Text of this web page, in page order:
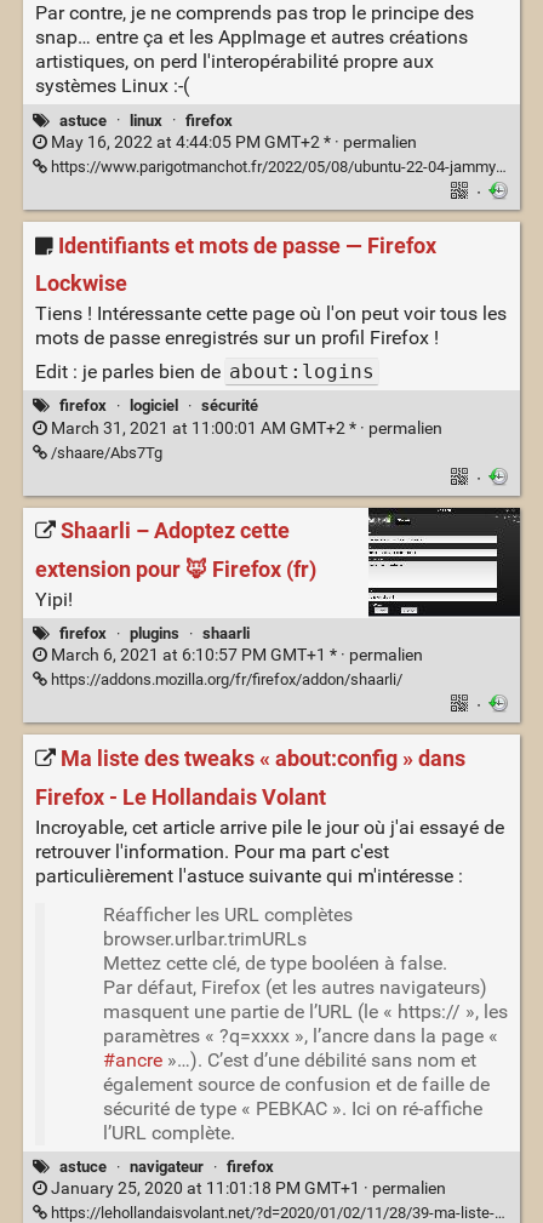
Par contre, je ne comprends pas trop le principe des
snap… entre ça et les AppImage et autres créations
artistiques, on perd l'interopérabilité propre aux
systèmes Linux :-(
astuce · linux · firefox
May 16, 2022 at 4:44:05 PM GMT+2 * · permalien
https://www.parigotmanchot.fr/2022/05/08/ubuntu-22-04-jammy-jellyfish-ou-comment-te-degouter-des-snaps/
·
Identifiants et mots de passe — Firefox
Lockwise
Tiens ! Intéressante cette page où l'on peut voir tous les
mots de passe enregistrés sur un profil Firefox !
Edit : je parles bien de about:logins
firefox · logiciel · sécurité
March 31, 2021 at 11:00:01 AM GMT+2 * · permalien
/shaare/Abs7Tg
·
Shaarli – Adoptez cette
extension pour 🦊 Firefox (fr)
Yipi!
firefox · plugins · shaarli
March 6, 2021 at 6:10:57 PM GMT+1 * · permalien
https://addons.mozilla.org/fr/firefox/addon/shaarli/
·
Ma liste des tweaks « about:config » dans
Firefox - Le Hollandais Volant
Incroyable, cet article arrive pile le jour où j'ai essayé de
retrouver l'information. Pour ma part c'est
particulièrement l'astuce suivante qui m'intéresse :
Réafficher les URL complètes
browser.urlbar.trimURLs
Mettez cette clé, de type booléen à false.
Par défaut, Firefox (et les autres navigateurs)
masquent une partie de l’URL (le « https:// », les
paramètres « ?q=xxxx », l’ancre dans la page «
#ancre»…). C’est d’une débilité sans nom et
également source de confusion et de faille de
sécurité de type « PEBKAC ». Ici on ré-affiche
l’URL complète.
astuce · navigateur · firefox
January 25, 2020 at 11:01:18 PM GMT+1 · permalien
https://lehollandaisvolant.net/?d=2020/01/02/11/28/39-ma-liste-des-tweaks-aboutconfig-dans-firefox